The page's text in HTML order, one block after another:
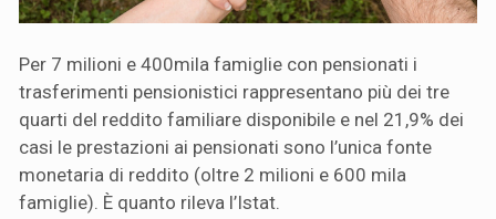
Per 7 milioni e 400mila famiglie con pensionati i
trasferimenti pensionistici rappresentano più dei tre
quarti del reddito familiare disponibile e nel 21,9% dei
casi le prestazioni ai pensionati sono l’unica fonte
monetaria di reddito (oltre 2 milioni e 600 mila
famiglie). È quanto rileva l’Istat.